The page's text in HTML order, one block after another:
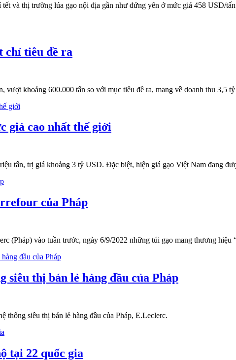
và thị trường lúa gạo nội địa gần như đứng yên ở mức giá 458 USD/
chỉ tiêu đề ra
vượt khoảng 600.000 tấn so với mục tiêu đề ra, mang về doanh thu 3,5
giá cao nhất thế giới
tấn, trị giá khoảng 3 tỷ USD. Đặc biệt, hiện giá gạo Việt Nam đang
của Pháp
(Pháp) vào tuần trước, ngày 6/9/2022 những túi gạo mang thương
siêu thị bán lẻ hàng đầu của Pháp
thống siêu thị bán lẻ hàng đầu của Pháp, E.Leclerc.
tại 22 quốc gia